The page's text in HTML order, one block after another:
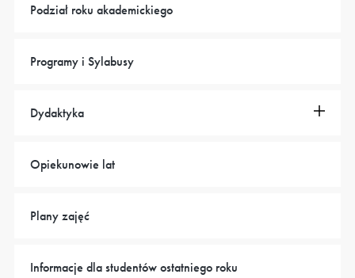
Podział roku akademickiego
Programy i Sylabusy
Dydaktyka
Opiekunowie lat
Plany zajęć
Informacje dla studentów ostatniego roku